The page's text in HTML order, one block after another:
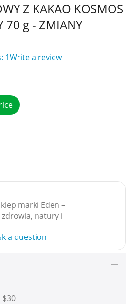
Z KAKAO KOSMOS
70 g - ZMIANY
1Write a review
marki Eden –
zdrowia, natury i
a question